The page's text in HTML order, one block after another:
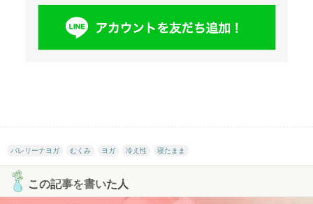
バレリーナヨガ むくみ ヨガ 冷え性 寝たまま
この記事を書いた人